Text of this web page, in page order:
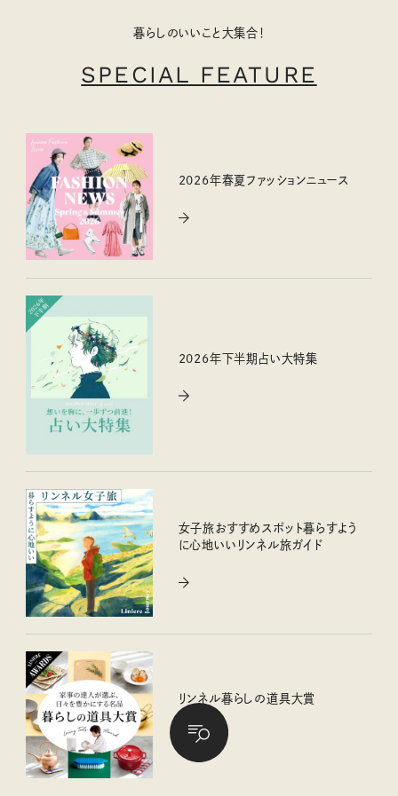
暮らしのいいこと大集合！
SPECIAL FEATURE
2026年春夏ファッションニュース
2026年下半期占い大特集
女子旅おすすめスポット暮らすよう
に心地いいリンネル旅ガイド
リンネル暮らしの道具大賞